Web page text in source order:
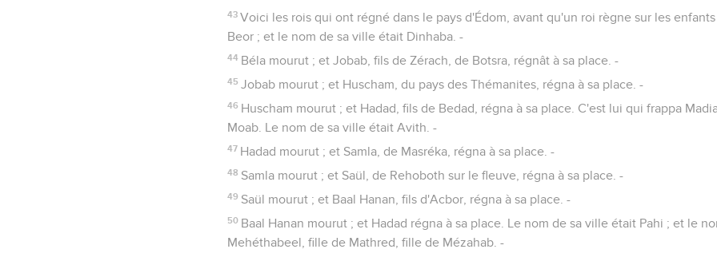
43 Voici les rois qui ont régné dans le pays d'Édom, avant qu'un roi règne sur les
Beor ; et le nom de sa ville était Dinhaba. -
44 Béla mourut ; et Jobab, fils de Zérach, de Botsra, régnât à sa place. -
45 Jobab mourut ; et Huscham, du pays des Thémanites, régna à sa place. -
46 Huscham mourut ; et Hadad, fils de Bedad, régna à sa place. C'est lui qui frappa
Moab. Le nom de sa ville était Avith. -
47 Hadad mourut ; et Samla, de Masréka, régna à sa place. -
48 Samla mourut ; et Saül, de Rehoboth sur le fleuve, régna à sa place. -
49 Saül mourut ; et Baal Hanan, fils d'Acbor, régna à sa place. -
50 Baal Hanan mourut ; et Hadad régna à sa place. Le nom de sa ville était Pahi ; et le
Mehéthabeel, fille de Mathred, fille de Mézahab. -